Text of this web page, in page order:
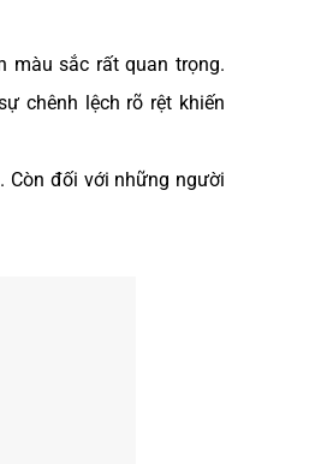
màu sắc rất quan trọng.
chênh lệch rõ rệt khiến
Còn đối với những người